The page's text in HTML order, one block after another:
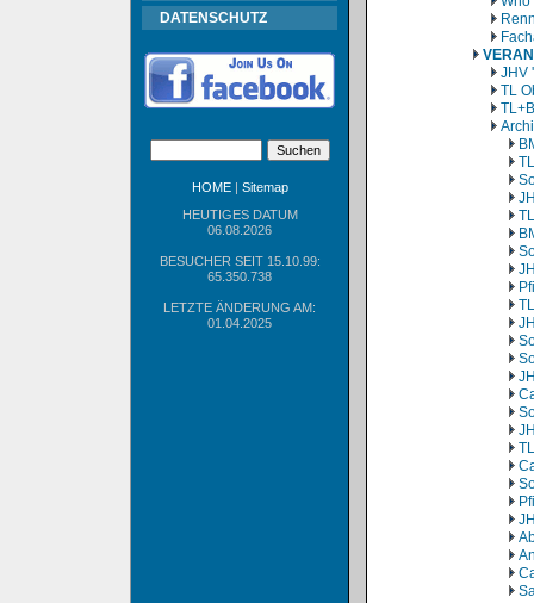
DATENSCHUTZ
HOME| Sitemap
HEUTIGES DATUM
06.08.2026
BESUCHER SEIT 15.10.99:
65.350.738
LETZTE ÄNDERUNG AM:
01.04.2025
JHV
TL